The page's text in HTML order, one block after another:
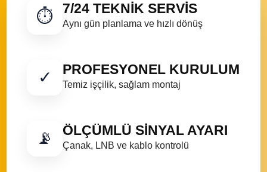
⏱ 7/24 TEKNIK SERVIS
Aynı gün planlama ve hızlı dönüş
✓ PROFESYONEL KURULUM
Temiz işçilik, sağlam montaj
📡 ÖLÇÜMLÜ SINYAL AYARI
Çanak, LNB ve kablo kontrolü